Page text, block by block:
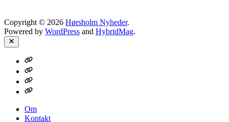
Copyright © 2026 Hørsholm Nyheder.
Powered by WordPress and HybridMag.
Close
Om
Kontakt
Nyheds-
mail
Annoncer
HN
Om
Kontakt